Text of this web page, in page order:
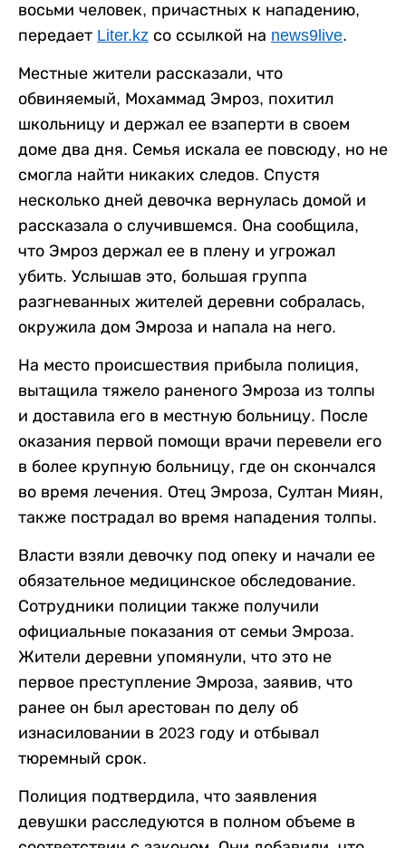
восьми человек, причастных к нападению,
передает Liter.kz со ссылкой на news9live.
Местные жители рассказали, что
обвиняемый, Мохаммад Эмроз, похитил
школьницу и держал ее взаперти в своем
доме два дня. Семья искала ее повсюду, но не
смогла найти никаких следов. Спустя
несколько дней девочка вернулась домой и
рассказала о случившемся. Она сообщила,
что Эмроз держал ее в плену и угрожал
убить. Услышав это, большая группа
разгневанных жителей деревни собралась,
окружила дом Эмроза и напала на него.
На место происшествия прибыла полиция,
вытащила тяжело раненого Эмроза из толпы
и доставила его в местную больницу. После
оказания первой помощи врачи перевели его
в более крупную больницу, где он скончался
во время лечения. Отец Эмроза, Султан Миян,
также пострадал во время нападения толпы.
Власти взяли девочку под опеку и начали ее
обязательное медицинское обследование.
Сотрудники полиции также получили
официальные показания от семьи Эмроза.
Жители деревни упомянули, что это не
первое преступление Эмроза, заявив, что
ранее он был арестован по делу об
изнасиловании в 2023 году и отбывал
тюремный срок.
Полиция подтвердила, что заявления
девушки расследуются в полном объеме в